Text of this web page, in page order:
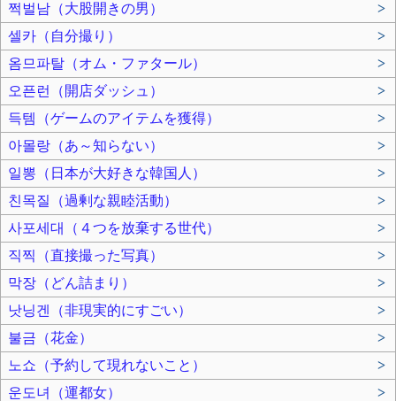
쩍벌남（大股開きの男）
>
셀카（自分撮り）
>
옴므파탈（オム・ファタール）
>
오픈런（開店ダッシュ）
>
득템（ゲームのアイテムを獲得）
>
아몰랑（あ～知らない）
>
일뽕（日本が大好きな韓国人）
>
친목질（過剰な親睦活動）
>
사포세대（４つを放棄する世代）
>
직찍（直接撮った写真）
>
막장（どん詰まり）
>
낫닝겐（非現実的にすごい）
>
불금（花金）
>
노쇼（予約して現れないこと）
>
운도녀（運都女）
>